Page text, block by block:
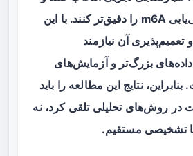
تحلیل داده‌های توالی‌یابی m6A را دقیق‌تر کنند. با این
تعمیم‌پذیری آن نیازمند
بزرگ‌تر و آزمایش‌های
نتایج این مطالعه را باید
در روش‌های تحلیلی تلقی کرد، نه
تشخیصی مستقیم.